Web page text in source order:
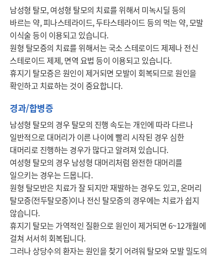
남성형 탈모, 여성형 탈모의 치료를 위해서 미녹시딜 등의
바르는 약, 피나스테라이드, 두타스테라이드 등의 먹는 약, 모발
이식술 등이 이용되고 있습니다.
원형 탈모증의 치료를 위해서는 국소 스테로이드 제제나 전신
스테로이드 제제, 면역 요법 등이 이용되고 있습니다.
휴지기 탈모증은 원인이 제거되면 모발이 회복되므로 원인을
확인하고 치료하는 것이 중요합니다.
경과/합병증
남성형 탈모의 경우 탈모의 진행 속도는 개인에 따라 다르나
일반적으로 대머리가 이른 나이에 빨리 시작된 경우 심한
대머리로 진행하는 경우가 많다고 알려져 있습니다.
여성형 탈모의 경우 남성형 대머리처럼 완전한 대머리를
일으키는 경우는 드뭅니다.
원형 탈모반은 치료가 잘 되지만 재발하는 경우도 있고, 온머리
탈모증(전두탈모증)이나 전신 탈모증의 경우에는 치료가 쉽지
않습니다.
휴지기 탈모는 가역적인 질환으로 원인이 제거되면 6~12개월에
걸쳐 서서히 회복됩니다.
그러나 상당수의 환자는 원인을 찾기 어려워 탈모와 모발 밀도의